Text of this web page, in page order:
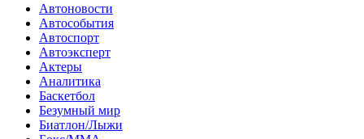
Автоновости
Автособытия
Автоспорт
Автоэксперт
Актеры
Аналитика
Баскетбол
Безумный мир
Биатлон/Лыжи